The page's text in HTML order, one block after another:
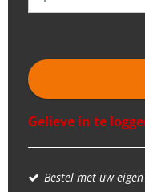
Gelieve in te
Bestel met uw